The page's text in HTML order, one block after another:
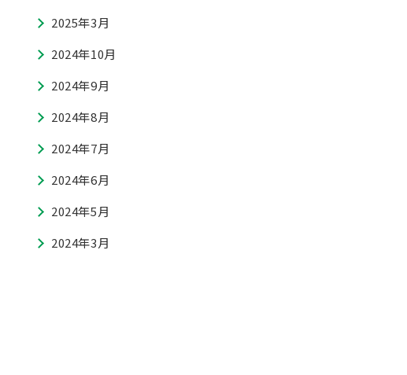
2025年3月
2024年10月
2024年9月
2024年8月
2024年7月
2024年6月
2024年5月
2024年3月